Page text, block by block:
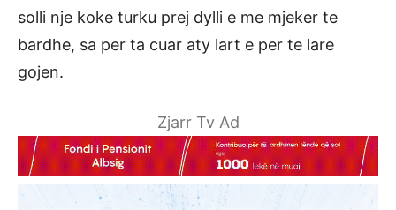
solli nje koke turku prej dylli e me mjeker te
bardhe, sa per ta cuar aty lart e per te lare
gojen.
Zjarr Tv Ad